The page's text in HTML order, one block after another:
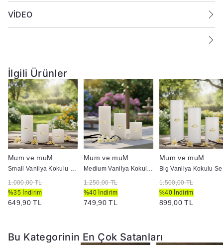
VİDEO
İlgili Ürünler
Mum ve muM
Small Vanilya Kokulu Set Mum Çap 7 cm Beyaz
1.000,00 TL
%35 İndirim
649,90 TL
Mum ve muM
Medium Vanilya Kokulu Set Mum Çap 7 cm Beyaz
1.250,00 TL
%40 İndirim
749,90 TL
Mum ve muM
1.500,00 TL
%40 İndirim
899,00 TL
Bu Kategorinin En Çok Satanları